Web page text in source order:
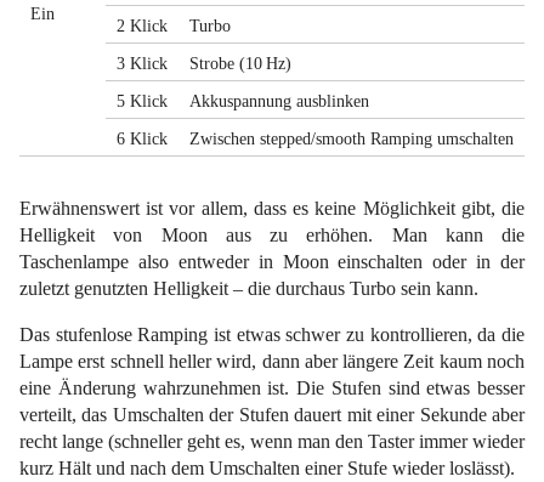
Ein
2 Klick
Turbo
3 Klick
Strobe (10 Hz)
5 Klick
Akkuspannung ausblinken
6 Klick
Zwischen stepped/smooth Ramping umschalten
Erwähnenswert ist vor allem, dass es keine Möglichkeit gibt, die
Helligkeit von Moon aus zu erhöhen. Man kann die
Taschenlampe also entweder in Moon einschalten oder in der
zuletzt genutzten Helligkeit – die durchaus Turbo sein kann.
Das stufenlose Ramping ist etwas schwer zu kontrollieren, da die
Lampe erst schnell heller wird, dann aber längere Zeit kaum noch
eine Änderung wahrzunehmen ist. Die Stufen sind etwas besser
verteilt, das Umschalten der Stufen dauert mit einer Sekunde aber
recht lange (schneller geht es, wenn man den Taster immer wieder
kurz Hält und nach dem Umschalten einer Stufe wieder loslässt).